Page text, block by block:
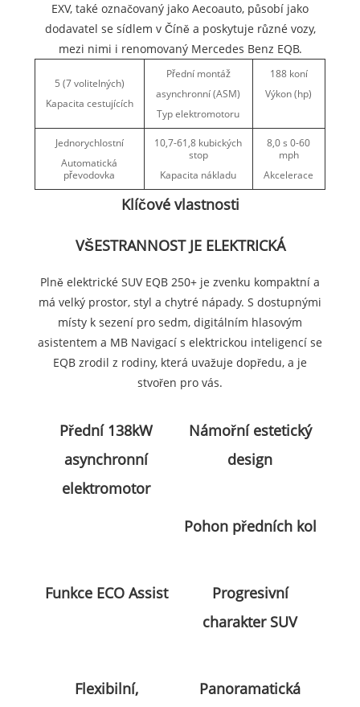
EXV, také označovaný jako Aecoauto, působí jako
dodavatel se sídlem v Číně a poskytuje různé vozy,
mezi nimi i renomovaný Mercedes Benz EQB.
5 (7 volitelných)
Kapacita cestujících
Přední montáž
asynchronní (ASM)
Typ elektromotoru
188 koní
Výkon (hp)
Jednorychlostní
Automatická
převodovka
10,7-61,8 kubických
stop
Kapacita nákladu
8,0 s 0-60
mph
Akcelerace
Klíčové vlastnosti
VŠESTRANNOST JE ELEKTRICKÁ
Plně elektrické SUV EQB 250+ je zvenku kompaktní a
má velký prostor, styl a chytré nápady. S dostupnými
místy k sezení pro sedm, digitálním hlasovým
asistentem a MB Navigací s elektrickou inteligencí se
EQB zrodil z rodiny, která uvažuje dopředu, a je
stvořen pro vás.
Přední 138kW
asynchronní
elektromotor
Námořní estetický
design
Pohon předních kol
Funkce ECO Assist
Progresivní
charakter SUV
Flexibilní,
Panoramatická